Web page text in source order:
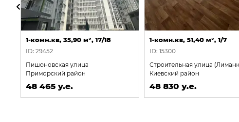
1-комн.кв, 35,90 м², 17/18
ID: 29452
Пишоновская улица
Приморский район
48 465 у.е.
1-комн.кв, 51,40 м², 1/7
ID: 15300
Строительная улица
Киевский район
48 830 у.е.